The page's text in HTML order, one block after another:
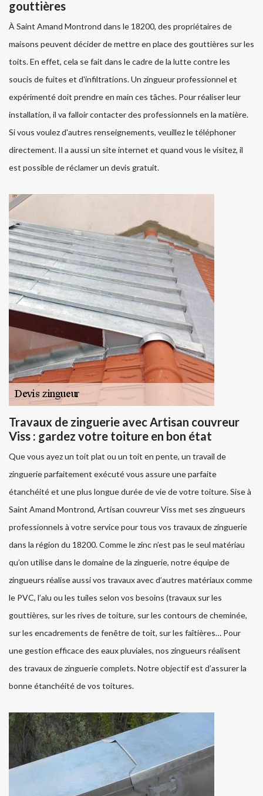
gouttières
À Saint Amand Montrond dans le 18200, des propriétaires de
maisons peuvent décider de mettre en place des gouttières sur les
toits. En effet, cela se fait dans le cadre de la lutte contre les
soucis de fuites et d'infiltrations. Un zingueur professionnel et
expérimenté doit prendre en main ces tâches. Pour réaliser leur
installation, il va falloir contacter des professionnels en la matière.
Si vous voulez d'autres renseignements, veuillez le téléphoner
directement. Il a aussi un site internet et quand vous le visitez, il
est possible de réclamer un devis gratuit.
Travaux de zinguerie avec Artisan couvreur
Viss : gardez votre toiture en bon état
Que vous ayez un toit plat ou un toit en pente, un travail de
zinguerie parfaitement exécuté vous assure une parfaite
étanchéité et une plus longue durée de vie de votre toiture. Sise à
Saint Amand Montrond, Artisan couvreur Viss met ses zingueurs
professionnels à votre service pour tous vos travaux de zinguerie
dans la région du 18200. Comme le zinc n’est pas le seul matériau
qu’on utilise dans le domaine de la zinguerie, notre équipe de
zingueurs réalise aussi vos travaux avec d’autres matériaux comme
le PVC, l’alu ou les tuiles selon vos besoins (travaux sur les
gouttières, sur les rives de toiture, sur les contours de cheminée,
sur les encadrements de fenêtre de toit, sur les faîtières… Pour
une gestion efficace des eaux pluviales, nos zingueurs réalisent
des travaux de zinguerie complets. Notre objectif est d’assurer la
bonne étanchéité de vos toitures.